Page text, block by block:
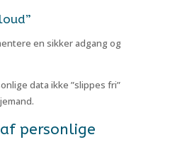
en sikker adgang og
data ikke ”slippes fri”
personlige